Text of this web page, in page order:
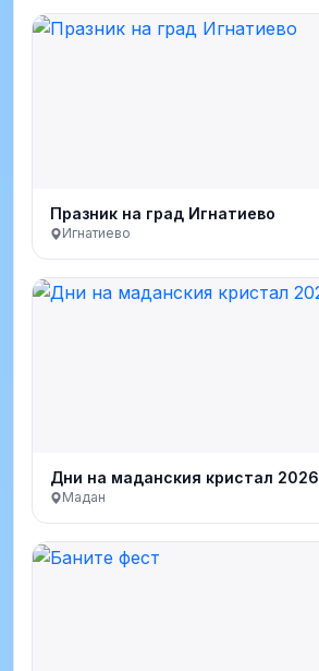
Празник на град Игнатиево
Игнатиево
Дни на маданския кристал 2026
Мадан